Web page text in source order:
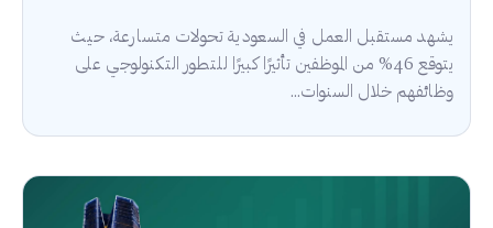
يشهد مستقبل العمل في السعودية تحولات متسارعة، حيث
يتوقع 46% من الموظفين تأثيرًا كبيرًا للتطور التكنولوجي على
وظائفهم خلال السنوات...